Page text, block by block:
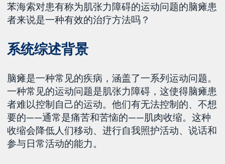
苯海索对患有称为肌张力障碍的运动问题的脑瘫患
者来说是一种有效的治疗方法吗？
系统综述背景
脑瘫是一种常见的疾病，涵盖了一系列运动问题。
一种常见的运动问题是肌张力障碍，这使得脑瘫患
者难以控制自己的运动。他们有无法控制的、不想
要的——通常是痛苦和苦恼的——肌肉收缩。这种
收缩会降低人们移动、进行自我照护活动、说话和
参与日常活动的能力。